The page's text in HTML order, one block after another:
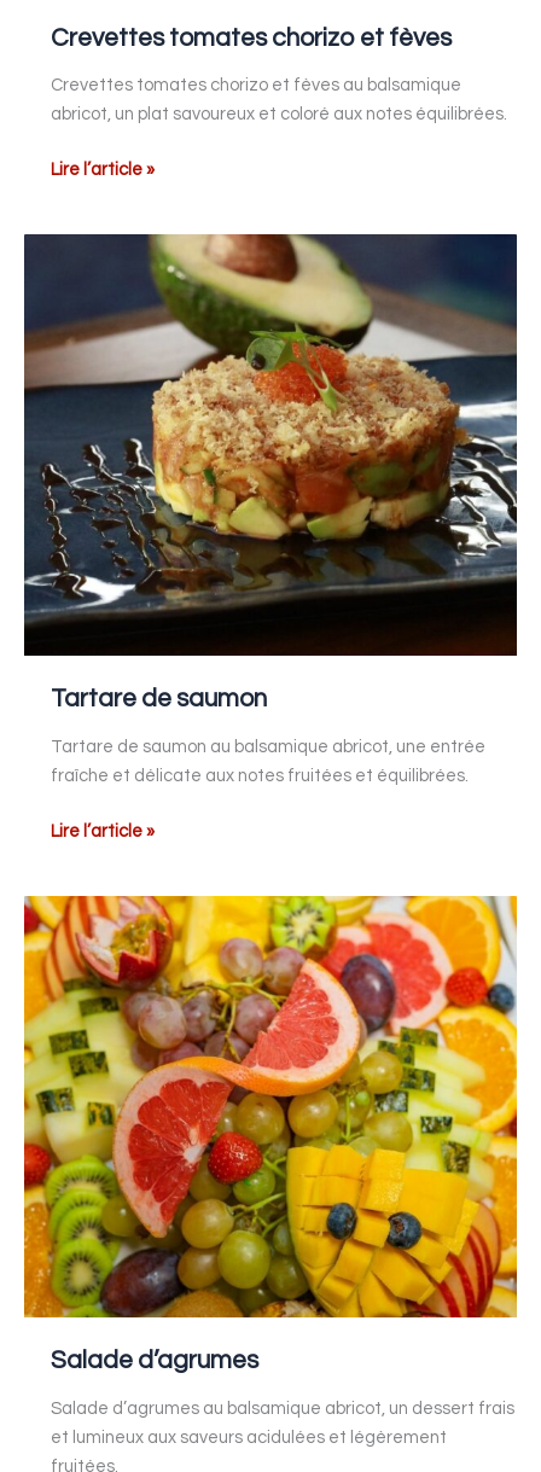
Crevettes tomates chorizo et fèves
Crevettes tomates chorizo et fèves au balsamique
abricot, un plat savoureux et coloré aux notes équilibrées.
Lire l’article »
Tartare de saumon
Tartare de saumon au balsamique abricot, une entrée
fraîche et délicate aux notes fruitées et équilibrées.
Lire l’article »
Salade d’agrumes
Salade d’agrumes au balsamique abricot, un dessert frais
et lumineux aux saveurs acidulées et légèrement
fruitées.
Salade
d’agrumes